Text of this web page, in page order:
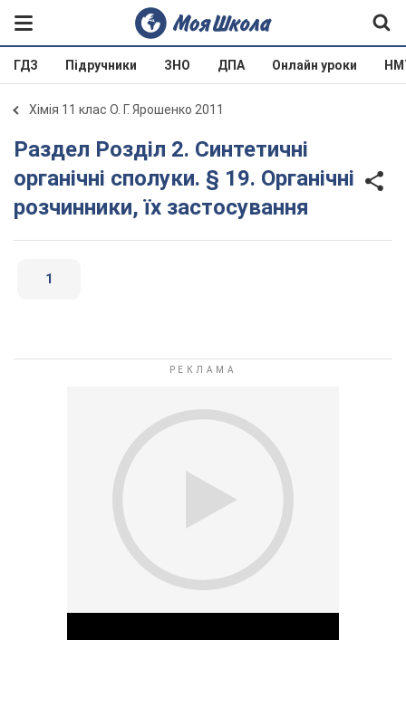
ГДЗ Підручники ЗНО ДПА Онлайн уроки
Хімія 11 клас О. Г. Ярошенко 2011
Раздел Розділ 2. Синтетичні
органічні сполуки. § 19. Органічні
розчинники, їх застосування
1